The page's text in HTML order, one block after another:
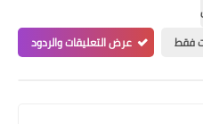
فقط
عرض التعليقات والردود